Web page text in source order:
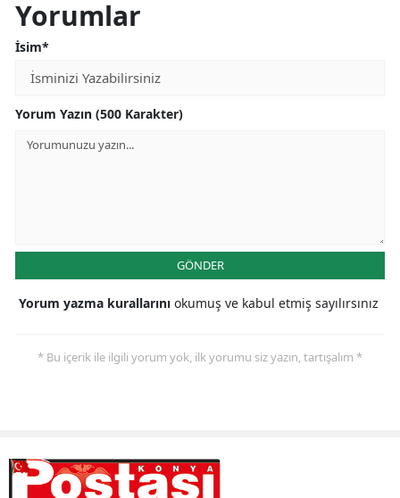
Rize
Yorumlar
İsim*
Yorum Yazın (500 Karakter)
GÖNDER
Yorum yazma kurallarını okumuş ve kabul etmiş sayılırsınız
* Bu içerik ile ilgili yorum yok, ilk yorumu siz yazın, tartışalım *